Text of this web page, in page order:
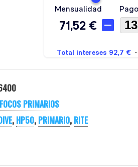
FOCOS PRIMARIOS
, HP50, PRIMARIO, RITE